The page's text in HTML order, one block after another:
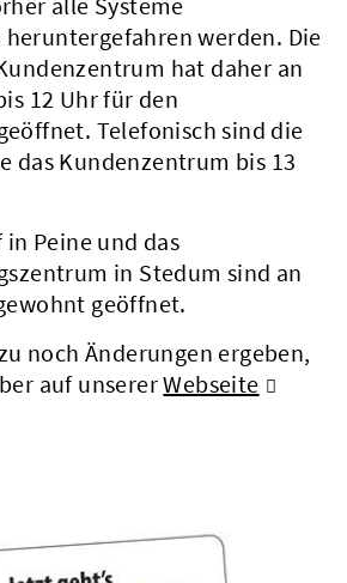
werden. Die
hat daher an
12 Uhr für den
Telefonisch sind die
das Kundenzentrum bis 13
Peine und das
in Stedum sind an
geöffnet.
noch Änderungen ergeben,
auf unsererWebseite